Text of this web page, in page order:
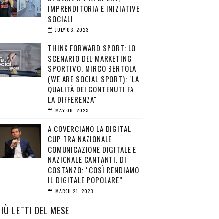
IMPRENDITORIA E INIZIATIVE
SOCIALI
JULY 03, 2023
THINK FORWARD SPORT: LO
SCENARIO DEL MARKETING
SPORTIVO. MIRCO BERTOLA
(WE ARE SOCIAL SPORT): "LA
QUALITÀ DEI CONTENUTI FA
LA DIFFERENZA"
MAY 08, 2023
A COVERCIANO LA DIGITAL
CUP TRA NAZIONALE
COMUNICAZIONE DIGITALE E
NAZIONALE CANTANTI. DI
COSTANZO: “COSÌ RENDIAMO
IL DIGITALE POPOLARE”
MARCH 21, 2023
LETTI DEL MESE